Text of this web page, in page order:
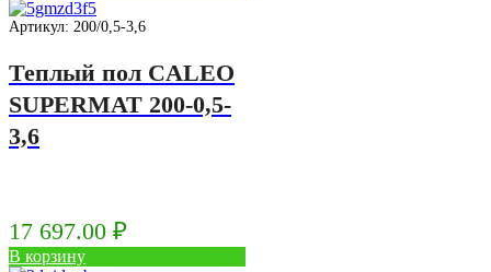
Артикул: 200/0,5-3,6
Теплый пол CALEO
SUPERMAT 200-0,5-
3,6
17 697.00 ₽
В корзину